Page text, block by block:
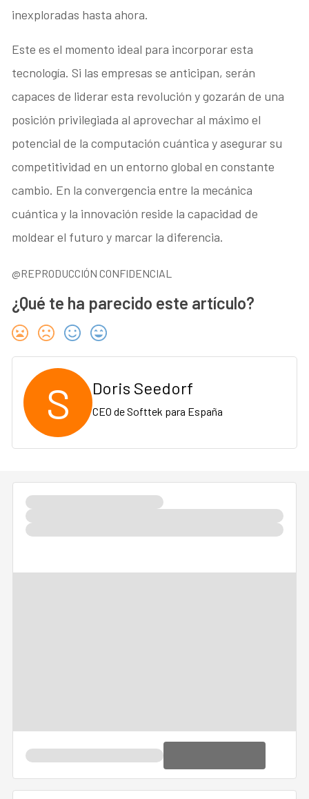
inexploradas hasta ahora.
Este es el momento ideal para incorporar esta
tecnología. Si las empresas se anticipan, serán
capaces de liderar esta revolución y gozarán de una
posición privilegiada al aprovechar al máximo el
potencial de la computación cuántica y asegurar su
competitividad en un entorno global en constante
cambio. En la convergencia entre la mecánica
cuántica y la innovación reside la capacidad de
moldear el futuro y marcar la diferencia.
@REPRODUCCIÓN CONFIDENCIAL
¿Qué te ha parecido este artículo?
S Doris Seedorf
CEO de Softtek para España